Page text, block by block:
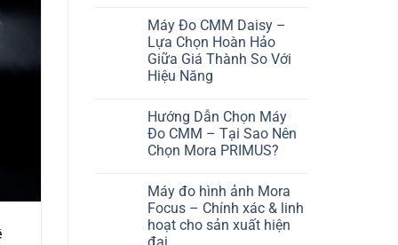
TỐI
ƯU
CHO
NGÀNH
KHUÔN
MẪU
bình
luận
ở
So
sánh
chi
máy
CMM:
Mora
Primus
Hexagon
Global
S
7107
vs
Máy Đo CMM Daisy –
Lựa Chọn Hoàn Hảo
Giữa Giá Thành So Với
Hiệu Năng
bình
luận
ở
Máy
Daisy
–
Lựa
Chọn
Hoàn
Hướng Dẫn Chọn Máy
Đo CMM – Tại Sao Nên
Chọn Mora PRIMUS?
bình
luận
ở
Hướng
Dẫn
Máy đo hình ảnh Mora
Focus – Chính xác & linh
hoạt cho sản xuất hiện